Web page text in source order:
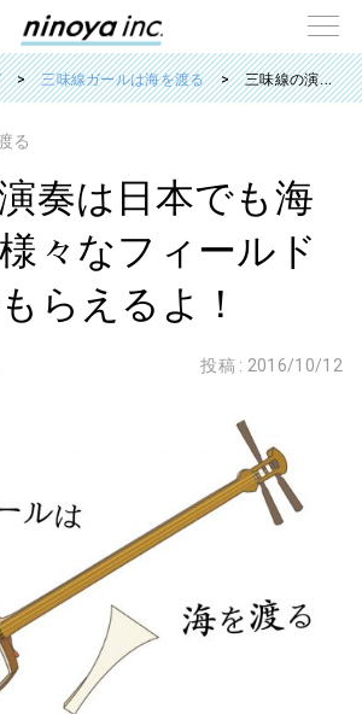
三味線ガールは海を渡る 三味線の演奏は日本でも海外でも、様々なフィールドで喜んでもらえるよ！
る
奏は日本でも海
々なフィールド
らえるよ！
投稿 : 2016/10/12